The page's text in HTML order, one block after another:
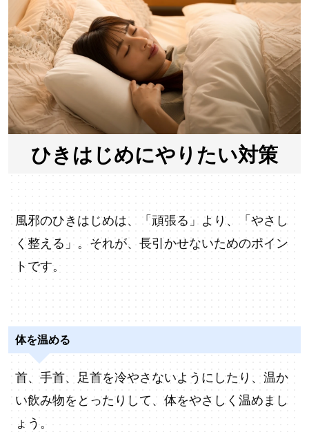
ひきはじめにやりたい対策
風邪のひきはじめは、「頑張る」より、「やさし
く整える」。それが、長引かせないためのポイン
トです。
体を温める
首、手首、足首を冷やさないようにしたり、温か
い飲み物をとったりして、体をやさしく温めまし
ょう。